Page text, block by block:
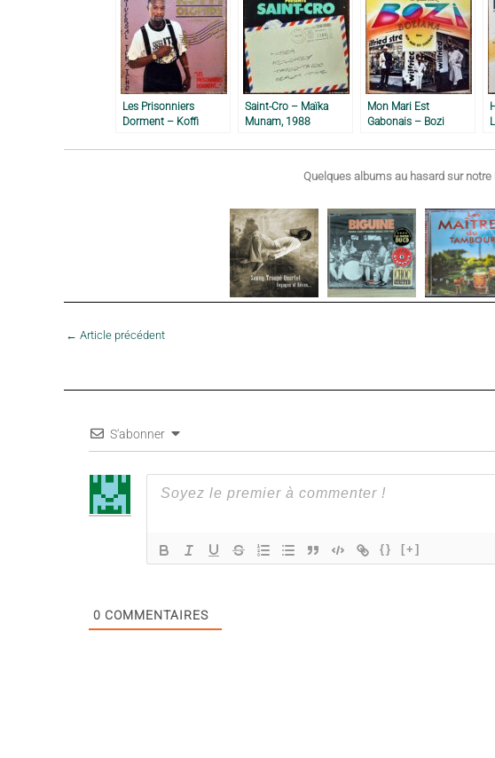
Les Prisonniers
Dorment – Koffi
Saint-Cro – Maïka
Munam, 1988
Mon Mari Est
Gabonais – Bozi
Quelques albums au hasard sur notre
← Article précédent
S'abonner
{} [+]
0 COMMENTAIRES